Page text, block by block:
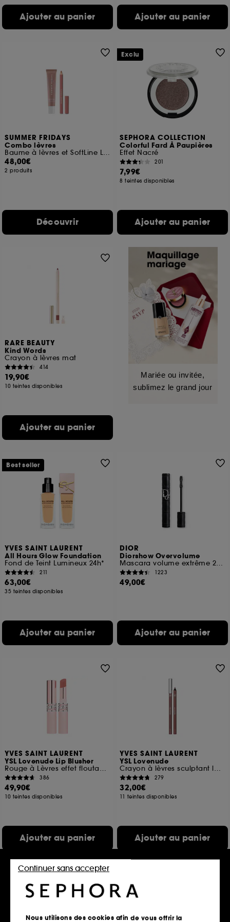
Ajouter au panier Ajouter au panier
SUMMER FRIDAYS
Combo lèvres
Baume à lèvres et SoftLine Lip Liner
48,00€
2 produits
Découvrir
SEPHORA COLLECTION
Colorful Fard À Paupières
Effet Nacré
201
7,99€
8 teintes disponibles
Ajouter au panier
Exclu
RARE BEAUTY
Kind Words
Crayon à lèvres mat
414
19,90€
10 teintes disponibles
Ajouter au panier
Mariée ou invitée,
sublimez le grand jour
YVES SAINT LAURENT
All Hours Glow Foundation
Fond de Teint Lumineux 24h*
211
63,00€
35 teintes disponibles
Ajouter au panier
Best seller
DIOR
Diorshow Overvolume
Mascara volume extrême 24 h et définition cil-à-cil
1223
49,00€
Ajouter au panier
YVES SAINT LAURENT
YSL Lovenude Lip Blusher
Rouge à Lèvres effet floutant longue durée
386
49,90€
10 teintes disponibles
Ajouter au panier
YVES SAINT LAURENT
YSL Lovenude
Crayon à lèvres sculptant longue tenue
279
32,00€
11 teintes disponibles
Ajouter au panier
Nous utilisons des cookies afin de vous offrir la
Continuer sans accepter